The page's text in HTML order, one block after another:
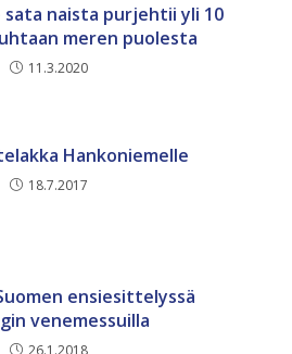
sata naista purjehtii yli 10
meren puolesta
11.3.2020
Hankoniemelle
18.7.2017
ensiesittelyssä
venemessuilla
26.1.2018